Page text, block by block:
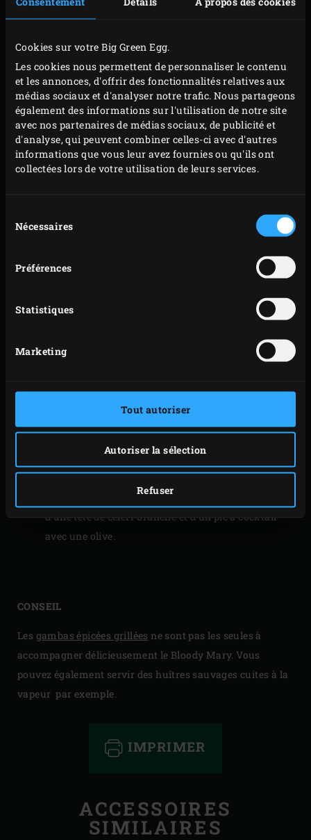
Cookies sur votre Big Green Egg.
Les cookies nous permettent de personnaliser le contenu
et les annonces, d'offrir des fonctionnalités relatives aux
médias sociaux et d'analyser notre trafic. Nous partageons
également des informations sur l'utilisation de notre site
avec nos partenaires de médias sociaux, de publicité et
d'analyse, qui peuvent combiner celles-ci avec d'autres
informations que vous leur avez fournies ou qu'ils ont
collectées lors de votre utilisation de leurs services.
duNécessaires
Préférences
Statistiques
Marketing
Tout autoriser
Autoriser la sélection
Refuser
PRÉPARATION
Ouvrez les huîtres et jetez les valves supérieures.
et récupérez le liquide. Cette opération permet de
Versez la vodka, le jus de citron et le jus des tomates
huîtres, la sauce Worcestershire, le Tabasco et le
poivre fraîchement moulu selon le goût. Coupez les
tiges de céleri-branche à env. 10 centimètres de la
partie supérieure, vous n’aurez pas besoin de la
dans chaque verre. Remuez le mélange au jus de
tomates et versez-le dans les verres. Saupoudrez de
gros sel fumé selon le goût. Garnissez chaque verre
d’une tête de céleri-branche et d’un pic à cocktail
avec une olive.
CONSEIL
Les gambas épicées grillées ne sont pas les seules à
accompagner délicieusement le Bloody Mary. Vous
pouvez également servir des huîtres sauvages cuites à la
vapeur par exemple.
IMPRIMER
ACCESSOIRES
SIMILAIRES